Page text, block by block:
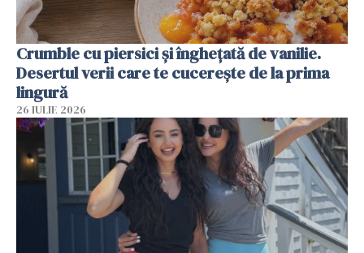
Crumble cu piersici și înghețată de vanilie.
Desertul verii care te cucerește de la prima
lingură
26 IULIE 2026